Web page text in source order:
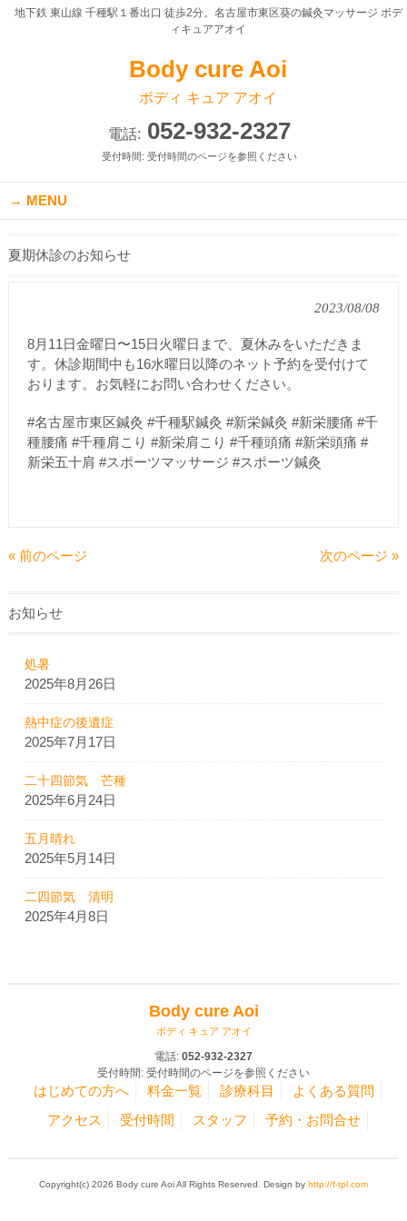
地下鉄 東山線 千種駅１番出口 徒歩2分。名古屋市東区葵の鍼灸マッサージ ボデ
ィキュアアオイ
Body cure Aoi
ボディ キュア アオイ
電話: 052-932-2327
受付時間: 受付時間のページを参照ください
MENU
夏期休診のお知らせ
2023/08/08
8月11日金曜日〜15日火曜日まで、夏休みをいただきま
す。休診期間中も16水曜日以降のネット予約を受付けて
おります。お気軽にお問い合わせください。
#名古屋市東区鍼灸 #千種駅鍼灸 #新栄鍼灸 #新栄腰痛 #千
種腰痛 #千種肩こり #新栄肩こり #千種頭痛 #新栄頭痛 #
新栄五十肩 #スポーツマッサージ #スポーツ鍼灸
« 前のページ 次のページ »
お知らせ
処暑
2025年8月26日
熱中症の後遺症
2025年7月17日
二十四節気 芒種
2025年6月24日
五月晴れ
2025年5月14日
二四節気 清明
2025年4月8日
Body cure Aoi
ボディ キュア アオイ
電話: 052-932-2327
受付時間: 受付時間のページを参照ください
はじめての方へ 料金一覧 診療科目
よくある質問
アクセス
受付時間 スタッフ 予約・お問合せ
Copyright(c) 2026 Body cure Aoi All Rights Reserved. Design by http://f-tpl.com